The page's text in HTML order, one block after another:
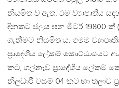
නියමිත ව ඇත. එම ව්‍යාපෘතිය
දිනකට ජලය ඝන මීටර් 19800 ක්
ගැනීමට නියමිත ය. මෙම
ප‍්‍රාදේශීය ලේකම් කොට්ඨාශයට
කට, ගල්නෑව ප‍්‍රාදේශීය ලේකම්
නිලධාරී වසම් 04 කට හා තලාව